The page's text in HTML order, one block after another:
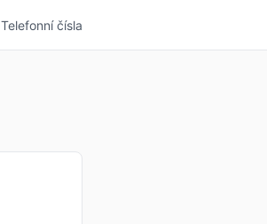
Telefonní čísla